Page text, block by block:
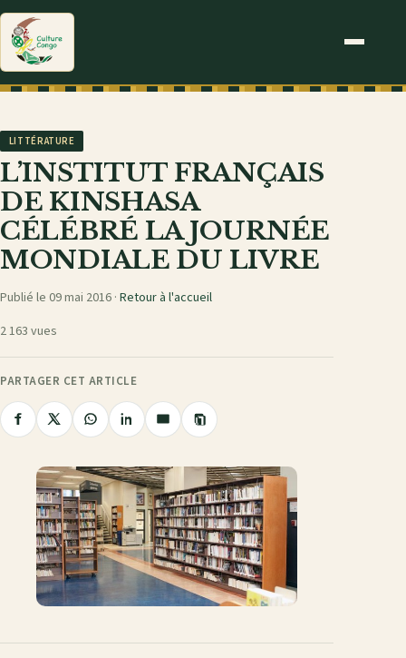
LITTÉRATURE
L’INSTITUT FRANÇAIS
DE KINSHASA
CÉLÉBRÉ LA JOURNÉE
MONDIALE DU LIVRE
Publié le 09 mai 2016 · Retour à l'accueil
2 163 vues
PARTAGER CET ARTICLE
Partager
Facebook
Partager
X
Partager
WhatsApp
Partager
LinkedIn
Partager
e-
mail
Copier
le